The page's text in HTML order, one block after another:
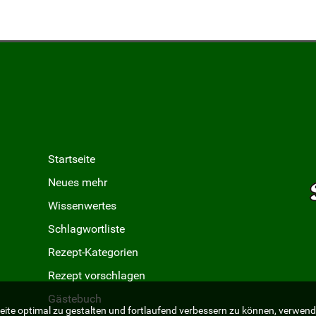
Startseite
Neues mehr
Wissenwertes
Schlagwortliste
Rezept-Kategorien
Rezept vorschlagen
Gästebuch
optimal zu gestalten und fortlaufend verbessern zu können,